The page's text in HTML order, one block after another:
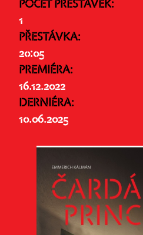
POČET PŘESTÁVEK:
1
PŘESTÁVKA:
20:05
PREMIÉRA:
16.12.2022
DERNIÉRA:
10.06.2025